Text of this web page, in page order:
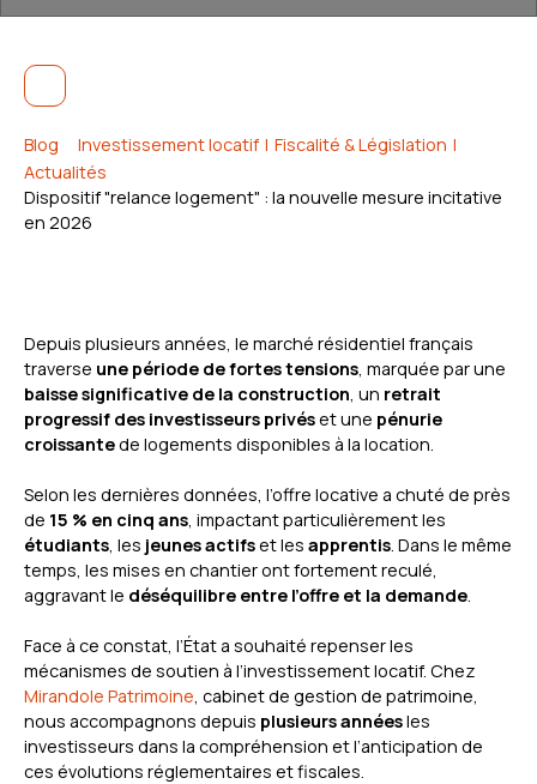
Blog Investissement locatif | Fiscalité & Législation |
Actualités
Dispositif "relance logement" : la nouvelle mesure incitative
en 2026
Depuis plusieurs années, le marché résidentiel français
traverse une période de fortes tensions, marquée par une
baisse significative de la construction, un retrait
progressif des investisseurs privéset une pénurie
croissantede logements disponibles à la location.
Selon les dernières données, l’offre locative a chuté de près
de 15 % en cinq ans, impactant particulièrement les
étudiants, les jeunes actifset les apprentis. Dans le même
temps, les mises en chantier ont fortement reculé,
aggravant le déséquilibre entre l’offre et la demande.
Face à ce constat, l’État a souhaité repenser les
mécanismes de soutien à l’investissement locatif. Chez
Mirandole Patrimoine, cabinet de gestion de patrimoine,
nous accompagnons depuis plusieurs annéesles
investisseurs dans la compréhension et l’anticipation de
ces évolutions réglementaires et fiscales.